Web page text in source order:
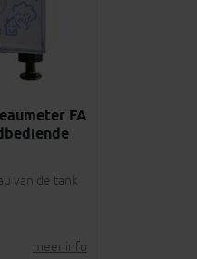
FA
van de tank
meer info